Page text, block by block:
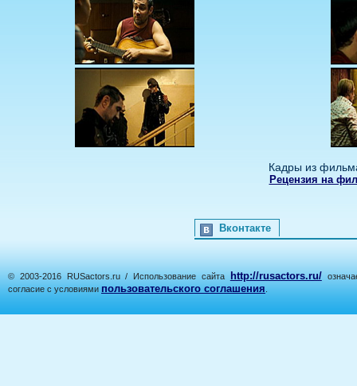
Кадры из
Рецензия на
Вконтакте
© 2003-2016 RUSactors.ru / Использование сайта http://rusactors.ru/
согласие с условиями пользовательского соглашения